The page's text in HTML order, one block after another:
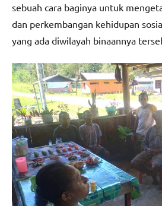
sebuah cara baginya untuk
dan perkembangan kehidupan
yang ada diwilayah binaannya